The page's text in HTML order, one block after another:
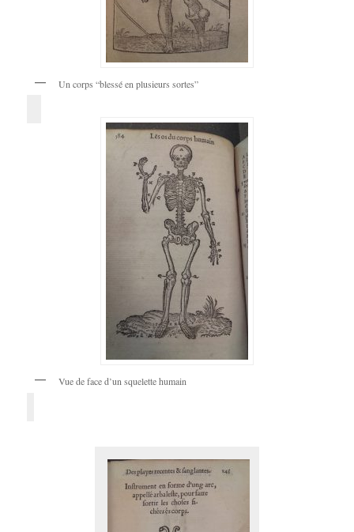
Un corps “blessé en plusieurs sortes”
Vue de face d’un squelette humain